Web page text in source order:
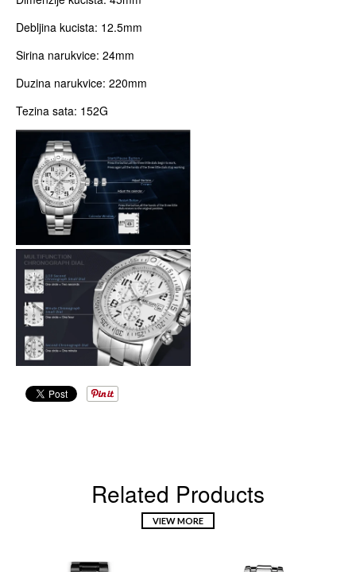
Debljina kucista: 12.5mm
Sirina narukvice: 24mm
Duzina narukvice: 220mm
Tezina sata: 152G
Related Products
VIEW MORE